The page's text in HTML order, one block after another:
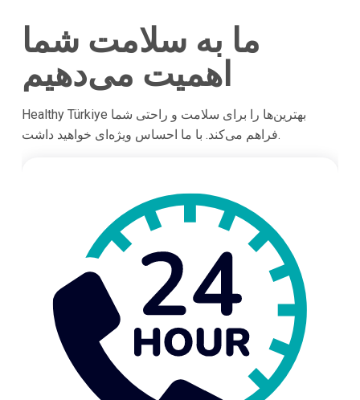
ما به سلامت شما
اهمیت می‌دهیم
Healthy Türkiye بهترین‌ها را برای سلامت و راحتی شما
فراهم می‌کند. با ما احساس ویژه‌ای خواهید داشت.